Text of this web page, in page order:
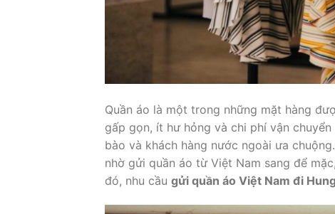
Quần áo là một trong những mặt hàng
gấp gọn, ít hư hỏng và chi phí vận
bào và khách hàng nước ngoài ưa
nhờ gửi quần áo từ Việt Nam sang để
đó, nhu cầu gửi quần áo Việt Nam đi